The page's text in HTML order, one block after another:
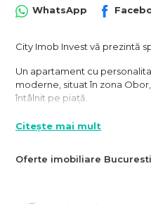
Oferte imobiliare Bucuresti
WhatsApp
City Imob Invest vă prezintă
Un apartament cu
moderne, situat în zona
întâlnit pe piață.
într-o clădire exclusivistă cu
Citește mai mult